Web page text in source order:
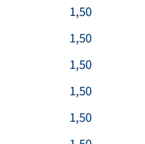
1,50
1,50
1,50
1,50
1,50